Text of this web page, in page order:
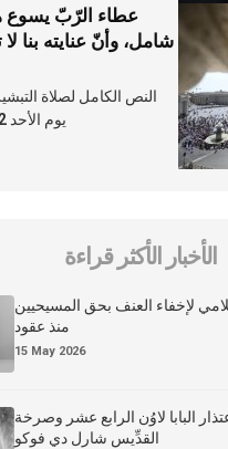
عطاء الرّبّ يسوع
شامل، وأنّ عنايته بنا
النص الكامل لصلاة
يوم الأحد 2 آب 2026
الأخبار الأكثر قراءة
لإخفاء العنف بحق المسيحيين
منذ عقود
15 May 2026
البابا لاوُن الرابع عشر وصرخة
القدِّيس شارل دي فوكو